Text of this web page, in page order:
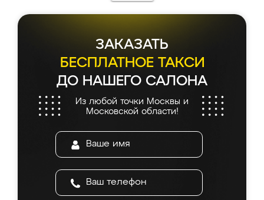
ЗАКАЗАТЬ
БЕСПЛАТНОЕ ТАКСИ
ДО НАШЕГО САЛОНА
Из любой точки Москвы и
Московской области!